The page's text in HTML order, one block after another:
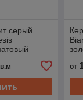
серый
от